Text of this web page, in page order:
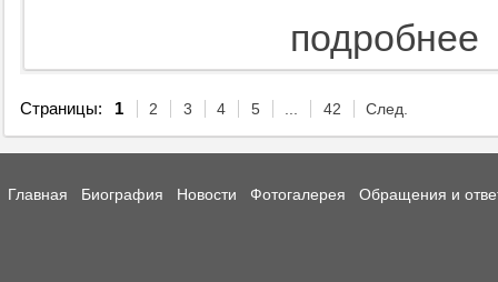
подробнее
Страницы: 1 2 3 4 5 ... 42 След.
Главная Биография Новости Фотогалерея Обращения и